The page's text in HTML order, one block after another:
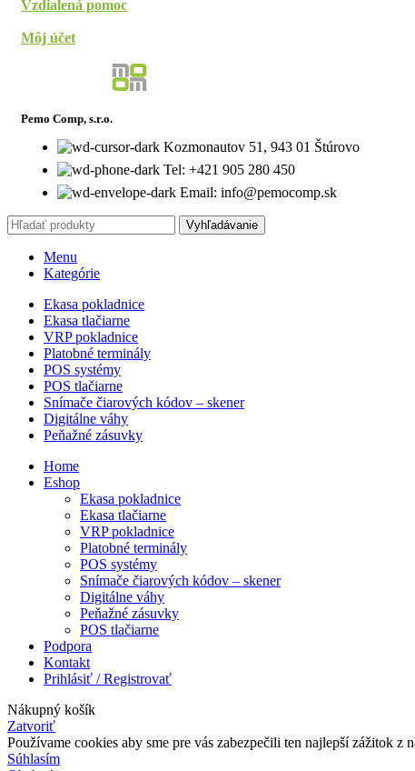
Vzdialená pomoc
Môj účet
Pemo Comp, s.r.o.
Kozmonautov 51, 943 01 Štúrovo
Tel: +421 905 280 450
Email: info@pemocomp.sk
Vyhľadávanie
Menu
Kategórie
Ekasa pokladnice
Ekasa tlačiarne
VRP pokladnice
Platobné terminály
POS systémy
POS tlačiarne
Snímače čiarových kódov – skener
Digitálne váhy
Peňažné zásuvky
Home
Eshop
Ekasa pokladnice
Ekasa tlačiarne
VRP pokladnice
Platobné terminály
POS systémy
Snímače čiarových kódov – skener
Digitálne váhy
Peňažné zásuvky
POS tlačiarne
Podpora
Kontakt
Prihlásiť / Registrovať
Nákupný košík
Zatvoriť
Používame cookies aby sme pre vás zabezpečili ten najlepší zážitok
Súhlasím